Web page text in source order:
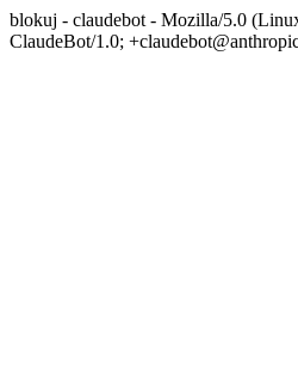
blokuj - claudebot - Mozilla/5.0
ClaudeBot/1.0;